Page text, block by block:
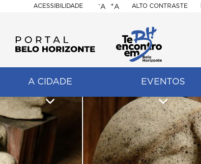
ACESSIBILIDADE
BELO
HORIZONTE
-A +A ALTO CONTRASTE
A CIDADE EVENTOS